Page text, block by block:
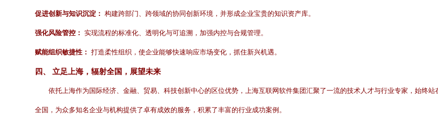
促进创新与知识沉淀： 构建跨部门、跨领域的协同创新环境，并形成企业宝贵的知识资产库。
强化风险管控： 实现流程的标准化、透明化与可追溯，加强内控与合规管理。
赋能组织敏捷性： 打造柔性组织，使企业能够快速响应市场变化，抓住新兴机遇。
四、 立足上海，辐射全国，展望未来
依托上海作为国际经济、金融、贸易、科技创新中心的区位优势，上海互联网软件集团汇聚了一流的技术人才与行业专家，始终
全国，为众多知名企业与机构提供了卓有成效的服务，积累了丰富的行业成功案例。